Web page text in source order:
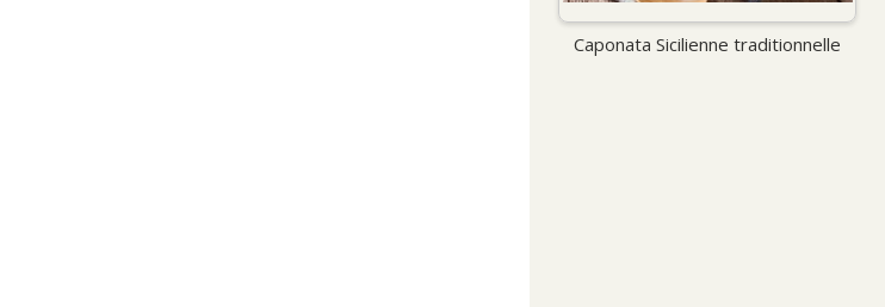
Caponata Sicilienne traditionnelle